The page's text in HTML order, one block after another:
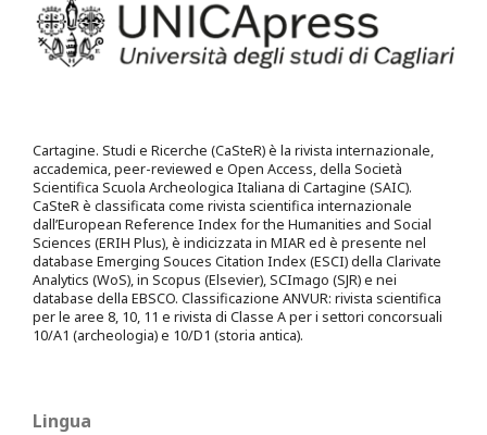
Cartagine. Studi e Ricerche (CaSteR) è la rivista internazionale,
accademica, peer-reviewed e Open Access, della Società
Scientifica Scuola Archeologica Italiana di Cartagine (SAIC).
CaSteR è classificata come rivista scientifica internazionale
dall’European Reference Index for the Humanities and Social
Sciences (ERIH Plus), è indicizzata in MIAR ed è presente nel
database Emerging Souces Citation Index (ESCI) della Clarivate
Analytics (WoS), in Scopus (Elsevier), SCImago (SJR) e nei
database della EBSCO. Classificazione ANVUR: rivista scientifica
per le aree 8, 10, 11 e rivista di Classe A per i settori concorsuali
10/A1 (archeologia) e 10/D1 (storia antica).
Lingua